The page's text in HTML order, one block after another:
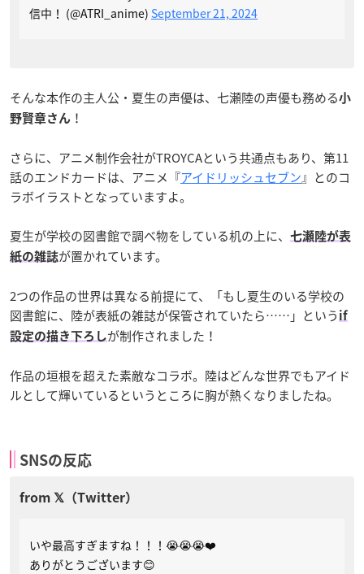
信中！ (@ATRI_anime) September 21, 2024
そんな本作の主人公・夏生の声優は、七瀬陸の声優も務める小
野賢章さん ！
さらに、アニメ制作会社がTROYCAという共通点もあり、第11
話のエンドカードは、アニメ『アイドリッシュセブン』とのコ
ラボイラストとなっていますよ。
夏生が学校の図書館で調べ物をしている机の上に、
七瀬陸が表
紙の雑誌が置かれています。
2つの作品の世界は異なる前提にて、「もし夏生のいる学校の
図書館に、陸が表紙の雑誌が保管されていたら……」という if
設定の描き下ろしが制作されました！
作品の垣根を超えた素敵なコラボ。陸はどんな世界でもアイド
ルとして輝いているというところに胸が熱くなりましたね。
SNSの反応
いや最高すぎますね！！！😭😭😭❤️
ありがとうございます😊